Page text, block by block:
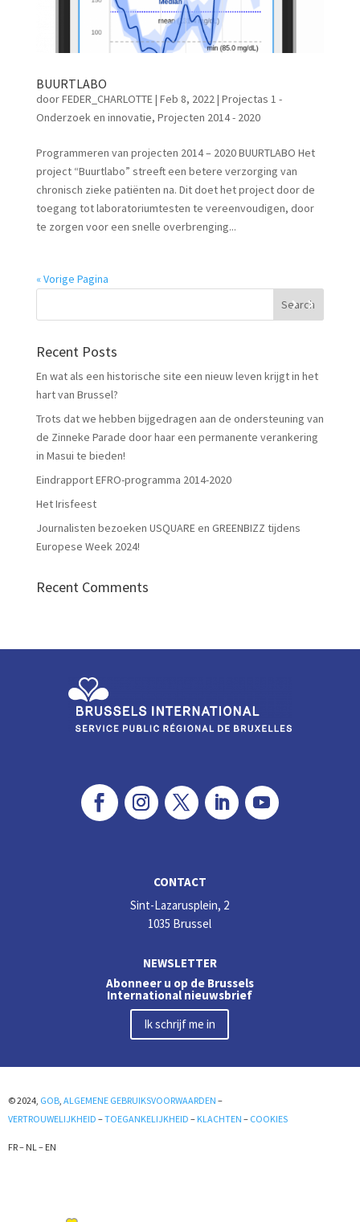
BUURTLABO
doorFEDER_CHARLOTTE| Feb 8, 2022| Projectas 1 -
Onderzoek en innovatie, Projecten 2014 - 2020
Programmeren van projecten 2014 – 2020 BUURTLABO Het
project “Buurtlabo” streeft een betere verzorging van
chronisch zieke patiënten na. Dit doet het project door de
toegang tot laboratoriumtesten te vereenvoudigen, door
te zorgen voor een snelle overbrenging...
« Vorige Pagina
Recent Posts
En wat als een historische site een nieuw leven krijgt in het
hart van Brussel?
Trots dat we hebben bijgedragen aan de ondersteuning van
de Zinneke Parade door haar een permanente verankering
in Masui te bieden!
Eindrapport EFRO-programma 2014-2020
Het Irisfeest
Journalisten bezoeken USQUARE en GREENBIZZ tijdens
Europese Week 2024!
Recent Comments
CONTACT
Sint-Lazarusplein, 2
1035 Brussel
NEWSLETTER
Abonneer u op de Brussels
International nieuwsbrief
Ik schrijf me in
© 2024, GOB, ALGEMENE GEBRUIKSVOORWAARDEN –
VERTROUWELIJKHEID –TOEGANKELIJKHEID – KLACHTEN – COOKIES
FR– NL– EN